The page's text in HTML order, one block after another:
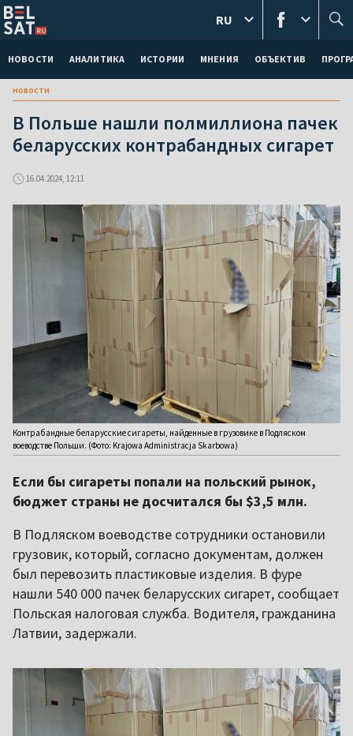
НОВОСТИ АНАЛИТИКА ИСТОРИИ МНЕНИЯ ОБЪЕКТИВ
RU
новости
В Польше нашли полмиллиона пачек
беларусских контрабандных сигарет
16.04.2024, 12:11
Контрабандные беларусские сигареты, найденные в грузовике в Подляском
воеводстве Польши. (Фото: Krajowa Administracja Skarbowa)
Если бы сигареты попали на польский рынок,
бюджет страны не досчитался бы $3,5 млн.
В Подляском воеводстве сотрудники остановили
грузовик, который, согласно документам, должен
был перевозить пластиковые изделия. В фуре
нашли 540 000 пачек беларусских сигарет, сообщает
Польская налоговая служба. Водителя, гражданина
Латвии, задержали.